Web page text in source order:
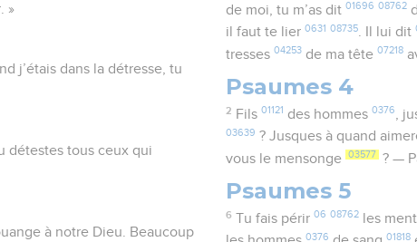
»
j’étais dans la détresse, tu
détestes tous ceux qui
à notre Dieu. Beaucoup
de moi, tu m’as dit01696 08762
il faut te lier0631 08735. Il lui dit
tresses04253 de ma tête07218
Psaumes 4
2 Fils 01121 des hommes 0376,
03639 ? Jusques à quand
vous le mensonge 03577 ? —
Psaumes 5
6 Tu fais périr 06 08762les
0376 01818